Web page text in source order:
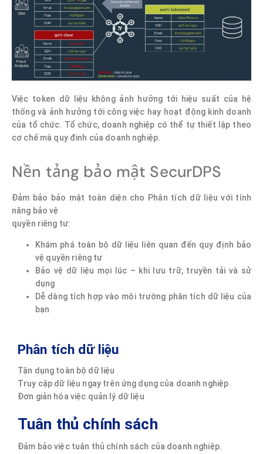
Việc token dữ liệu không ảnh hưởng tới hiệu suất của hệ
thống và ảnh hưởng tới công việc hay hoạt động kinh doanh
của tổ chức. Tổ chức, doanh nghiệp có thể tự thiết lập theo
cơ chế mà quy đinh của doanh nghiệp.
Nền tảng bảo mật SecurDPS
Đảm bảo bảo mật toàn diện cho Phân tích dữ liệu với tính
năng bảo vệ
quyền riêng tư:
Khám phá toàn bộ dữ liệu liên quan đến quy định bảo
vệ quyền riêng tư
Bảo vệ dữ liệu mọi lúc – khi lưu trữ, truyền tải và sử
dụng
Dễ dàng tích hợp vào môi trường phân tích dữ liệu của
bạn
Phân tích dữ liệu
Tận dụng toàn bộ dữ liệu
Truy cập dữ liệu ngay trên ứng dụng của doanh nghiệp
Đơn giản hóa việc quản lý dữ liệu
Tuân thủ chính sách
Đảm bảo việc tuân thủ chính sách của doanh nghiệp.